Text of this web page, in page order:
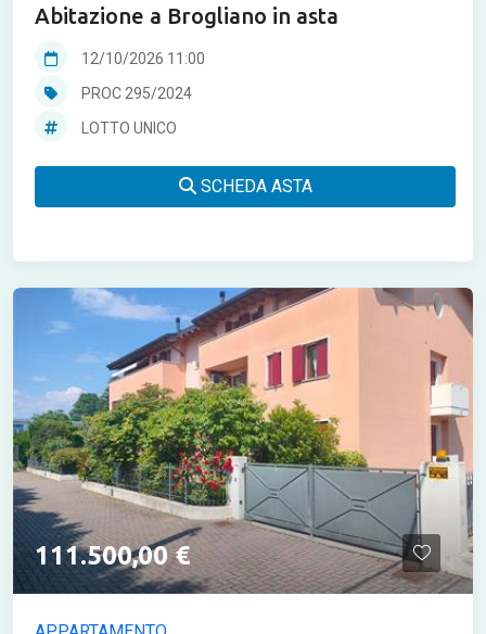
Abitazione a Brogliano in asta
12/10/2026 11:00
PROC 295/2024
LOTTO UNICO
SCHEDA ASTA
111.500,00 €